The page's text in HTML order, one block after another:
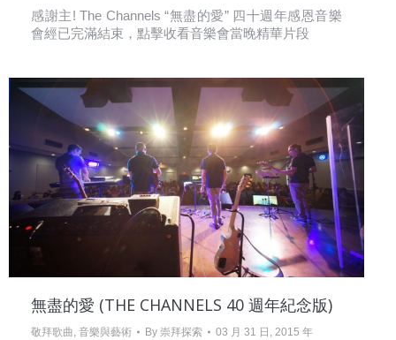
感謝主! The Channels “無盡的愛” 四十週年感恩音樂
會經已完滿結束，點擊收看音樂會當晚精華片段
無盡的愛 (THE CHANNELS 40 週年紀念版)
敬拜歌曲, 音樂與藝術 By 崇拜探索 03 月 31 日, 2015 年